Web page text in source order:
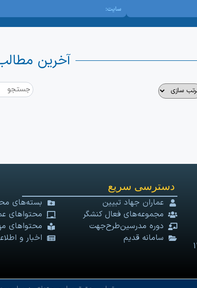
سایت:
آخرین
دسترسی سریع
عماران جهاد تبیین
مجموعه‌های فعال کنشگر
دوره مدرسین‌طرح‌جهت
سامانه قدیم
بسته‌های
محتواهای
محتواهای
اخبار و